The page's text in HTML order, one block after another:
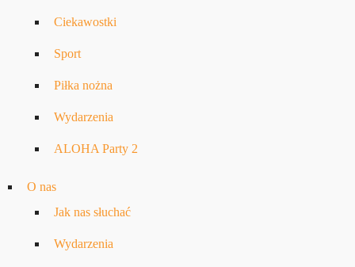
Ciekawostki
Sport
Piłka nożna
Wydarzenia
ALOHA Party 2
O nas
Jak nas słuchać
Wydarzenia